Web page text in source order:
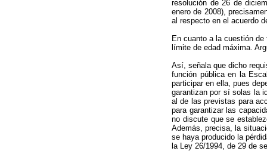
resolución de 26 de
enero de 2008),
al respecto en el acuerdo
En cuanto a la cuestión
límite de edad máxima.
Así, señala que dicho
función pública en la
participar en ella, pues
garantizan por sí solas la
al de las previstas para
para garantizar las
no discute que se
Además, precisa, la
se haya producido la
la Ley 26/1994, de 29 de